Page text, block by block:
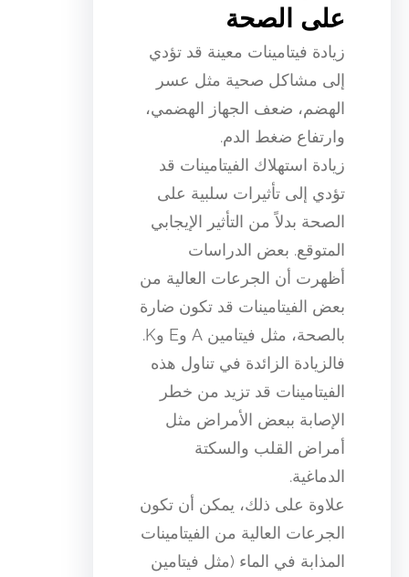
على الصحة
زيادة فيتامينات معينة قد تؤدي
إلى مشاكل صحية مثل عسر
الهضم، ضعف الجهاز الهضمي،
وارتفاع ضغط الدم.
زيادة استهلاك الفيتامينات قد
تؤدي إلى تأثيرات سلبية على
الصحة بدلاً من التأثير الإيجابي
المتوقع. بعض الدراسات
أظهرت أن الجرعات العالية من
بعض الفيتامينات قد تكون ضارة
بالصحة، مثل فيتامين A وE وK.
فالزيادة الزائدة في تناول هذه
الفيتامينات قد تزيد من خطر
الإصابة ببعض الأمراض مثل
أمراض القلب والسكتة
الدماغية.
علاوة على ذلك، يمكن أن تكون
الجرعات العالية من الفيتامينات
المذابة في الماء (مثل فيتامين